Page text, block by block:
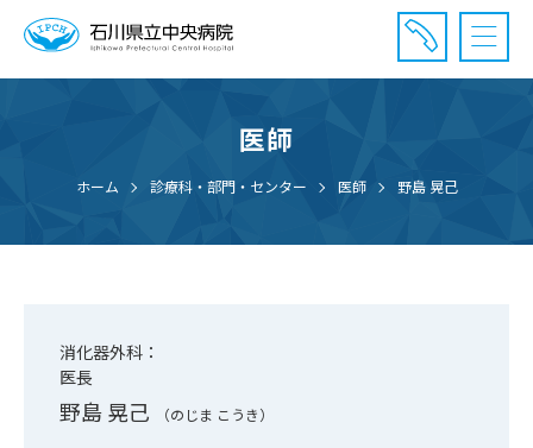
診療受付時間：午前8時20分〜午前11時20分まで
医師
ホーム 診療科・部門・センター 医師 野島 晃己
消化器外科：
医長
野島 晃己 （のじま こうき）